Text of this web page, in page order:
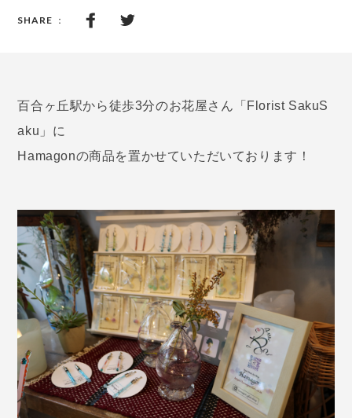
百合ヶ丘駅から徒歩3分のお花屋さん「Florist SakuS
aku」に
Hamagonの商品を置かせていただいております！